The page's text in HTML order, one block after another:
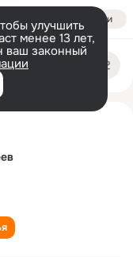
Войти
улучшить
менее 13 лет,
ваш законный